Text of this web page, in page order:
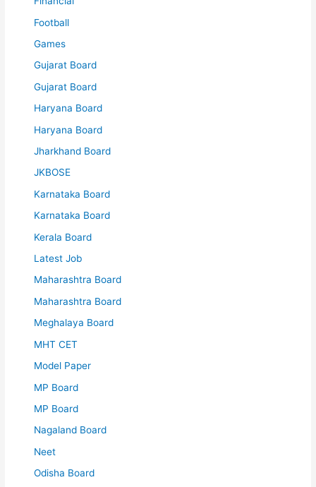
Football
Games
Gujarat Board
Gujarat Board
Haryana Board
Haryana Board
Jharkhand Board
JKBOSE
Karnataka Board
Karnataka Board
Kerala Board
Latest Job
Maharashtra Board
Maharashtra Board
Meghalaya Board
MHT CET
Model Paper
MP Board
MP Board
Nagaland Board
Neet
Odisha Board